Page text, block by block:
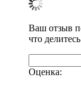
Ваш отзыв
что
Оценка: